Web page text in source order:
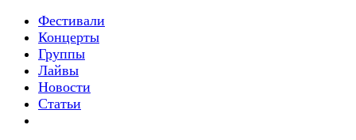
Фестивали
Концерты
Группы
Лайвы
Новости
Статьи